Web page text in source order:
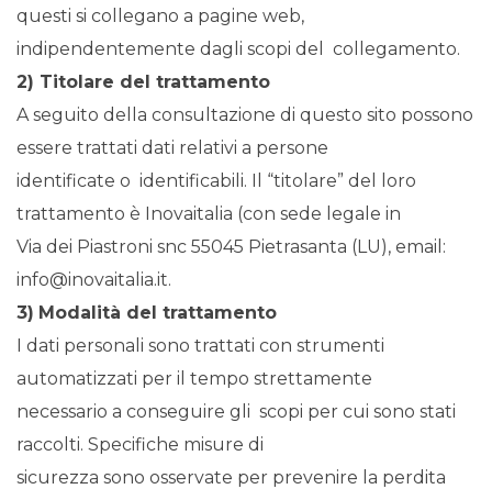
questi si collegano a pagine web,
indipendentemente dagli scopi del collegamento.
2) Titolare del trattamento
A seguito della consultazione di questo sito possono
essere trattati dati relativi a persone
identificate o identificabili. Il “titolare” del loro
trattamento è Inovaitalia (con sede legale in
Via dei Piastroni snc 55045 Pietrasanta (LU), email:
info@inovaitalia.it.
3) Modalità del trattamento
I dati personali sono trattati con strumenti
automatizzati per il tempo strettamente
necessario a conseguire gli scopi per cui sono stati
raccolti. Specifiche misure di
sicurezza sono osservate per prevenire la perdita